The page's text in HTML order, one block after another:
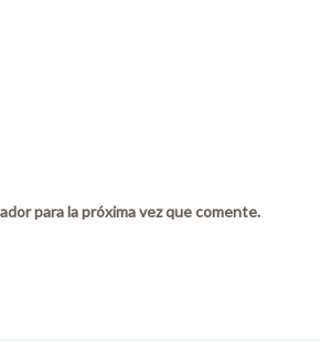
para la próxima vez que comente.